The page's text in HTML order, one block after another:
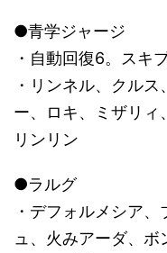
●青学ジャージ
・自動回復6。スキ
・リンネル、クル
ー、ロキ、ミザリィ
リンリン
●ラルグ
・デフォルメシア
ュ、火みアーダ、